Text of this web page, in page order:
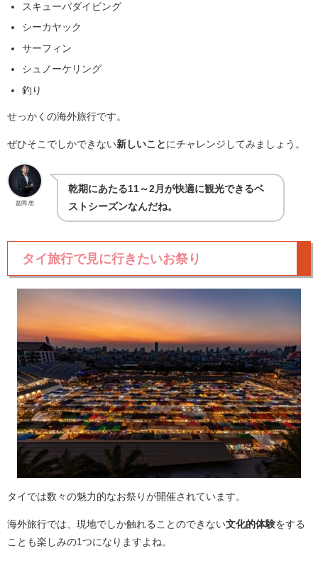
スキューバダイビング
シーカヤック
サーフィン
シュノーケリング
釣り
せっかくの海外旅行です。
ぜひそこでしかできない新しいこと にチャレンジしてみましょう。
益岡 想
乾期にあたる11～2月が快適に観光できるベ
ストシーズンなんだね。
タイ旅行で見に行きたいお祭り
タイでは数々の魅力的なお祭りが開催されています。
海外旅行では、現地でしか触れることのできない文化的体験をする
ことも楽しみの1つになりますよね。